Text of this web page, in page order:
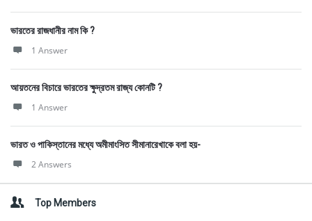
ভারতের রাজধানীর নাম কি ?
1 Answer
আয়তনের বিচারে ভারতের ক্ষুদ্রতম রাজ্য কোনটি ?
1 Answer
ভারত ও পাকিস্তানের মধ্যে অমীমাংসিত সীমানারেখাকে বলা হয়-
2 Answers
Top Members